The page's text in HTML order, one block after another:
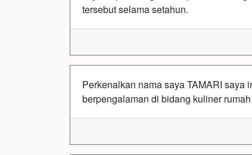
tersebut selama setahun.
Perkenalkan nama saya TAMARI
berpengalaman di bidang kuliner